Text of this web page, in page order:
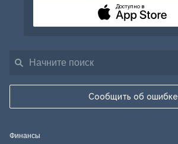
Сообщить об ошибке
Доступно в
Финансы